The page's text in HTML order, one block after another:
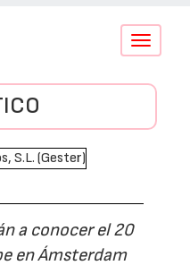
Conmutar
a conocer el 20
en Ámsterdam